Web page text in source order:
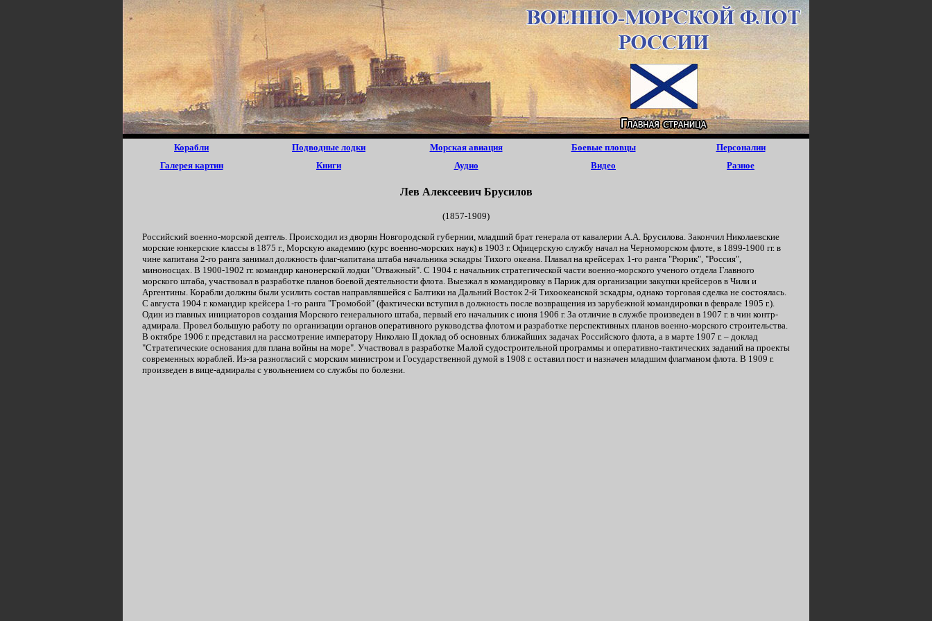
Корабли Подводные лодки Морская авиация Боевые пловцы
Персоналии
Галерея картин
Книги Аудио Видео Разное
Лев Алексеевич Брусилов
(1857-1909)
Российский военно-морской деятель. Происходил из дворян Новгородской губернии, младший брат генерала от кавалерии А.А. Брусилова. Закончил Николаевские
морские юнкерские классы в 1875 г., Морскую академию (курс военно-морских наук) в 1903 г. Офицерскую службу начал на Черноморском флоте, в 1899-1900 гг. в
чине капитана 2-го ранга занимал должность флаг-капитана штаба начальника эскадры Тихого океана. Плавал на крейсерах 1-го ранга "Рюрик", "Россия",
миноносцах. В 1900-1902 гг. командир канонерской лодки "Отважный". С 1904 г. начальник стратегической части военно-морского ученого отдела Главного
морского штаба, участвовал в разработке планов боевой деятельности флота. Выезжал в командировку в Париж для организации закупки крейсеров в Чили и
Аргентины. Корабли должны были усилить состав направлявшейся с Балтики на Дальний Восток 2-й Тихоокеанской эскадры, однако торговая сделка не состоялась.
С августа 1904 г. командир крейсера 1-го ранга "Громобой" (фактически вступил в должность после возвращения из зарубежной командировки в феврале 1905 г.).
Один из главных инициаторов создания Морского генерального штаба, первый его начальник с июня 1906 г. За отличие в службе произведен в 1907 г. в чин контр-
адмирала. Провел большую работу по организации органов оперативного руководства флотом и разработке перспективных планов военно-морского строительства.
В октябре 1906 г. представил на рассмотрение императору Николаю II доклад об основных ближайших задачах Российского флота, а в марте 1907 г. – доклад
"Стратегические основания для плана войны на море". Участвовал в разработке Малой судостроительной программы и оперативно-тактических заданий на проекты
современных кораблей. Из-за разногласий с морским министром и Государственной думой в 1908 г. оставил пост и назначен младшим флагманом флота. В 1909 г.
произведен в вице-адмиралы с увольнением со службы по болезни.